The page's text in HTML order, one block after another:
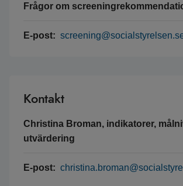
Frågor om
E-post:
Kontakt
Christina Broman, indikatorer,
utvärdering
E-post: